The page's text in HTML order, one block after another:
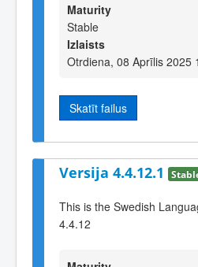
Maturity
Stable
Izlaists
Otrdiena, 08 Aprīlis 2025
Skatīt failus
Versija 4.4.12.1
This is the Swedish
4.4.12